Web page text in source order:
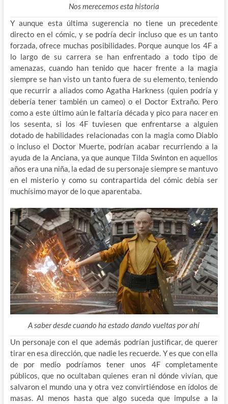
Nos merecemos esta historia
Y aunque esta última sugerencia no tiene un precedente
directo en el cómic, y se podría decir incluso que es un tanto
forzada, ofrece muchas posibilidades. Porque aunque los 4F a
lo largo de su carrera se han enfrentado a todo tipo de
amenazas, cuando han tenido que hacer frente a la magia
siempre se han visto un tanto fuera de su elemento, teniendo
que recurrir a aliados como Agatha Harkness (quien podría y
debería tener también un cameo) o el Doctor Extraño. Pero
como a este último aún le faltaría década y pico para nacer en
los sesenta, si los 4F tuviesen que enfrentarse a alguien
dotado de habilidades relacionadas con la magia como Diablo
o incluso el Doctor Muerte, podrían acabar recurriendo a la
ayuda de la Anciana, ya que aunque Tilda Swinton en aquellos
años era una niña, la edad de su personaje siempre se mantuvo
en el misterio y como su contrapartida del cómic debía ser
muchísimo mayor de lo que aparentaba.
A saber desde cuando ha estado dando vueltas por ahí
Un personaje con el que además podrían justificar, de querer
tirar en esa dirección, que nadie les recuerde. Y es que con ella
de por medio podríamos tener unos 4F completamente
públicos, que no ocultaban quienes eran ni dónde vivían, que
salvaron el mundo una y otra vez convirtiéndose en ídolos de
masas. Al menos hasta que algo suceda que impulse a la